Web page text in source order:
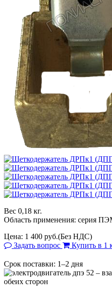
Вес 0,18 кг.
Область применения: серия
Цена: 1 400 руб.(Без НДС)
Задать вопрос
Купить в 1
Срок поставки: 1–2 дня